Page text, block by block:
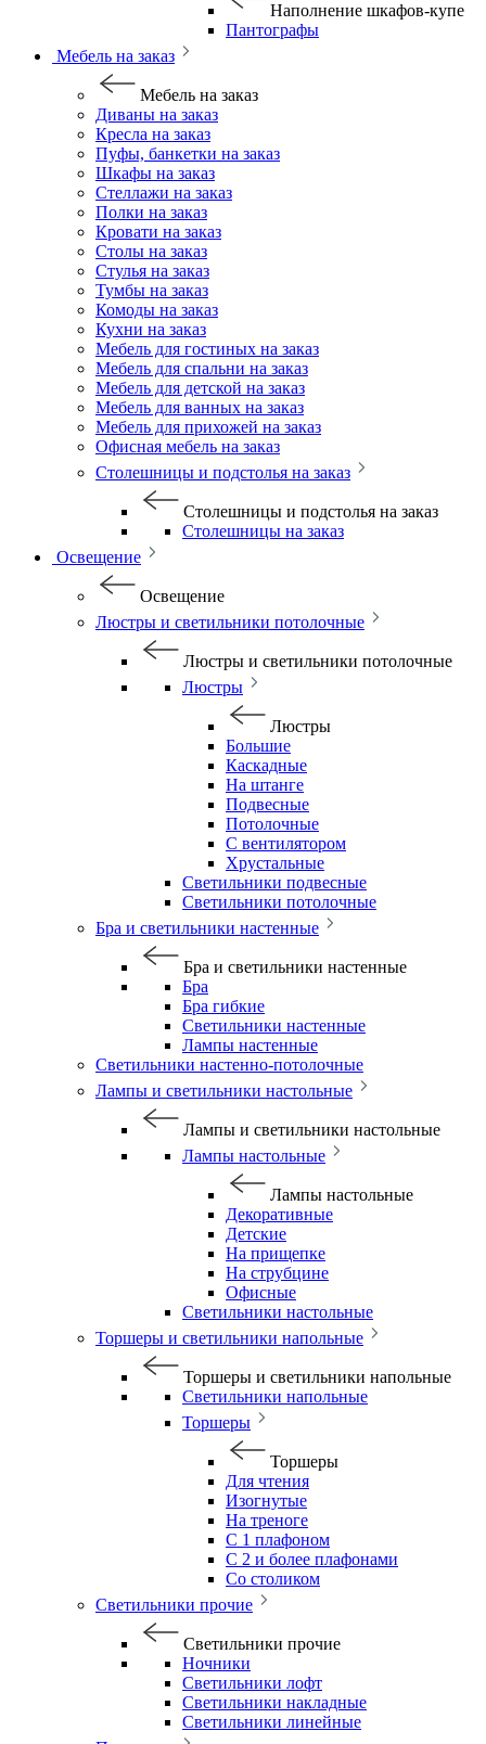
Наполнение шкафов-купе
Пантографы
Мебель на заказ
Мебель на заказ
Диваны на заказ
Кресла на заказ
Пуфы, банкетки на заказ
Шкафы на заказ
Стеллажи на заказ
Полки на заказ
Кровати на заказ
Столы на заказ
Стулья на заказ
Тумбы на заказ
Комоды на заказ
Кухни на заказ
Мебель для гостиных на заказ
Мебель для спальни на заказ
Мебель для детской на заказ
Мебель для ванных на заказ
Мебель для прихожей на заказ
Офисная мебель на заказ
Столешницы и подстолья на заказ
Столешницы и подстолья на заказ
Столешницы на заказ
Освещение
Освещение
Люстры и светильники потолочные
Люстры и светильники потолочные
Люстры
Люстры
Большие
Каскадные
На штанге
Подвесные
Потолочные
С вентилятором
Хрустальные
Светильники подвесные
Светильники потолочные
Бра и светильники настенные
Бра и светильники настенные
Бра
Бра гибкие
Светильники настенные
Лампы настенные
Светильники настенно-потолочные
Лампы и светильники настольные
Лампы и светильники настольные
Лампы настольные
Лампы настольные
Декоративные
Детские
На прищепке
На струбцине
Офисные
Светильники настольные
Торшеры и светильники напольные
Торшеры и светильники напольные
Светильники напольные
Торшеры
Торшеры
Для чтения
Изогнутые
На треноге
С 1 плафоном
С 2 и более плафонами
Со столиком
Светильники прочие
Светильники прочие
Ночники
Светильники лофт
Светильники накладные
Светильники линейные